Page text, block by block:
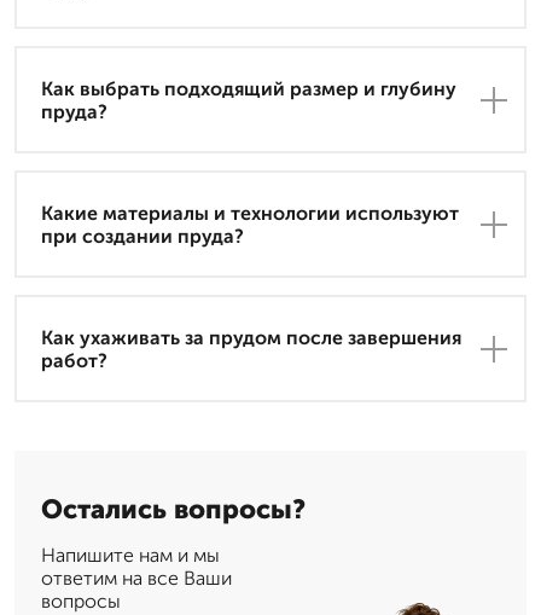
Как выбрать подходящий размер и глубину
пруда?
Какие материалы и технологии используют
при создании пруда?
Как ухаживать за прудом после завершения
работ?
Остались вопросы?
Напишите нам и мы
ответим на все Ваши
вопросы